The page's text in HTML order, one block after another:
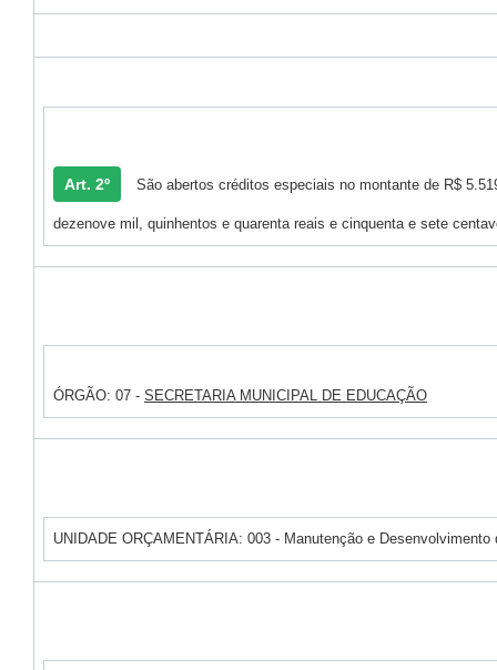
Art. 2º São abertos créditos especiais no montante de R$
dezenove mil, quinhentos e quarenta reais e cinquenta e sete
ÓRGÃO: 07 - SECRETARIA MUNICIPAL DE EDUCAÇÃO
UNIDADE ORÇAMENTÁRIA: 003 - Manutenção e Desenvolvimento